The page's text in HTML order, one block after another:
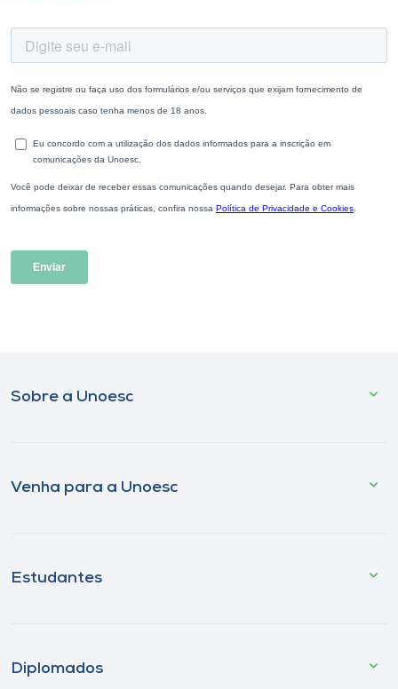
Sobre a Unoesc
Venha para a Unoesc
Estudantes
Diplomados